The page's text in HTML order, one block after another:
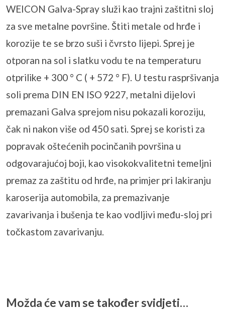
WEICON Galva-Spray služi kao trajni zaštitni sloj
za sve metalne površine. Štiti metale od hrđe i
korozije te se brzo suši i čvrsto lijepi. Sprej je
otporan na sol i slatku vodu te na temperaturu
otprilike + 300 ° C ( + 572 ° F). U testu raspršivanja
soli prema DIN EN ISO 9227, metalni dijelovi
premazani Galva sprejom nisu pokazali koroziju,
čak ni nakon više od 450 sati. Sprej se koristi za
popravak oštećenih pocinčanih površina u
odgovarajućoj boji, kao visokokvalitetni temeljni
premaz za zaštitu od hrđe, na primjer pri lakiranju
karoserija automobila, za premazivanje
zavarivanja i bušenja te kao vodljivi među-sloj pri
točkastom zavarivanju.
Možda će vam se također svidjeti…